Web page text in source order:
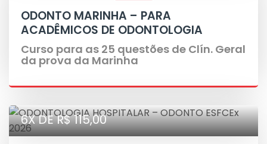
ODONTO MARINHA – PARA
ACADÊMICOS DE ODONTOLOGIA
Curso para as 25 questões de Clín. Geral
da prova da Marinha
6X DE R$ 115,00